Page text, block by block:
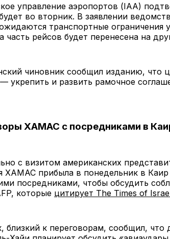
управление аэропортов (IAA)
во вторник. В заявлении
транспортные ограничения
часть рейсов будет перенесена на
чиновник сообщил изданию, что
укрепить и развить рамочное
ХАМАС с посредниками в
с визитом американских
ХАМАС прибыла в понедельник в Каир
посредниками, чтобы обсудить
которые цитирует The Times of
близкий к переговорам, сообщил, что